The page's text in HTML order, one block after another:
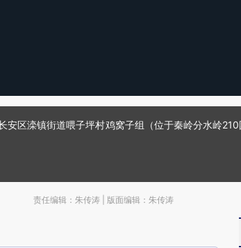
区滦镇街道喂子坪村鸡窝子组（位于秦岭分水岭
责任编辑：朱传涛 | 版面编辑：朱传涛